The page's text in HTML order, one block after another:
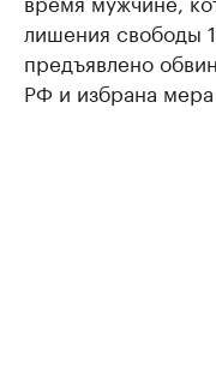
лишения свободы
предъявлено
РФ и избрана мера